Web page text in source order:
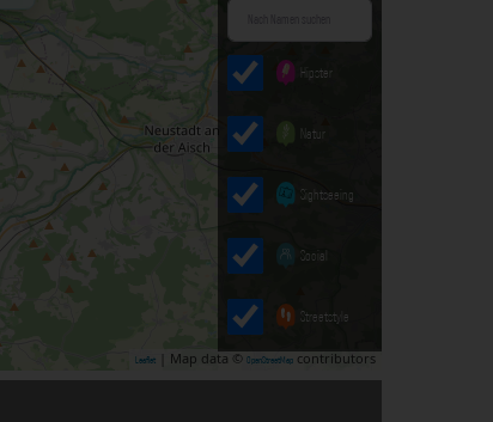
Leaflet| Map data © OpenStreetMapcontributors
Hipster
Natur
Sightseeing
Social
Streetstyle